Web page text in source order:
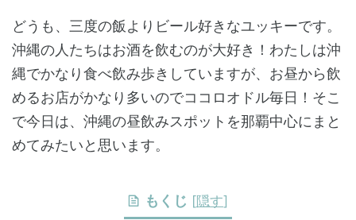
どうも、三度の飯よりビール好きなユッキーです。
沖縄の人たちはお酒を飲むのが大好き！わたしは沖
縄でかなり食べ飲み歩きしていますが、お昼から飲
めるお店がかなり多いのでココロオドル毎日！そこ
で今日は、沖縄の昼飲みスポットを那覇中心にまと
めてみたいと思います。
もくじ [隠す]